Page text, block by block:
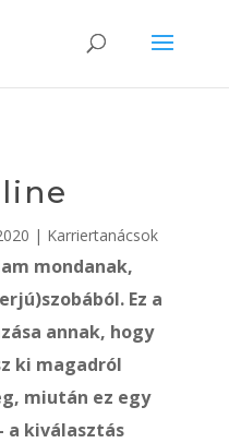
| Karriertanácsok
mondanak,
Ez a
annak, hogy
ki magadról
miután ez egy
a kiválasztás